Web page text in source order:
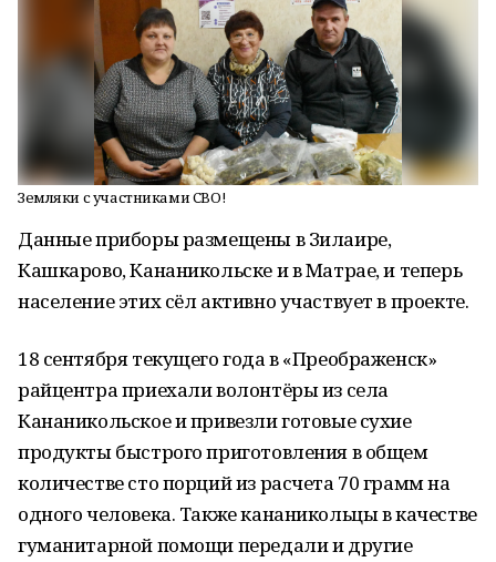
Земляки с участниками СВО!
Данные приборы размещены в Зилаире,
Кашкарово, Кананикольске и в Матрае, и теперь
население этих сёл активно участвует в проекте.
18 сентября текущего года в «Преображенск»
райцентра приехали волонтёры из села
Кананикольское и привезли готовые сухие
продукты быстрого приготовления в общем
количестве сто порций из расчета 70 грамм на
одного человека. Также кананикольцы в качестве
гуманитарной помощи передали и другие